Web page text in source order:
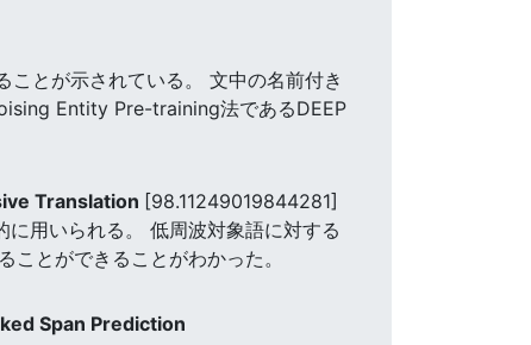
とが示されている。 文中の名前付き
Entity Pre-training法であるDEEP
Translation [98.11249019844281]
用いられる。 低周波対象語に対する
とができることがわかった。
Span Prediction